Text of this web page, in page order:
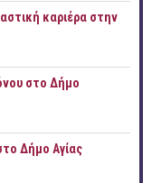
καριέρα στην
στο Δήμο
Δήμο Αγίας